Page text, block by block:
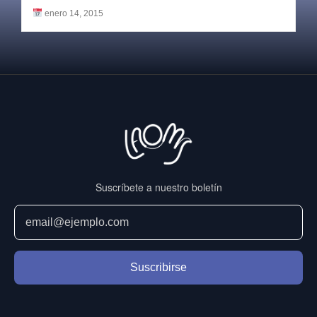
enero 14, 2015
Suscríbete a nuestro boletín
Suscribirse